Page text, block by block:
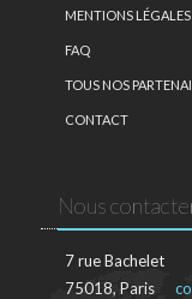
MENTIONS LÉGALES
FAQ
TOUS NOS
CONTACT
Nous
7 rue Bachelet
75018, Paris